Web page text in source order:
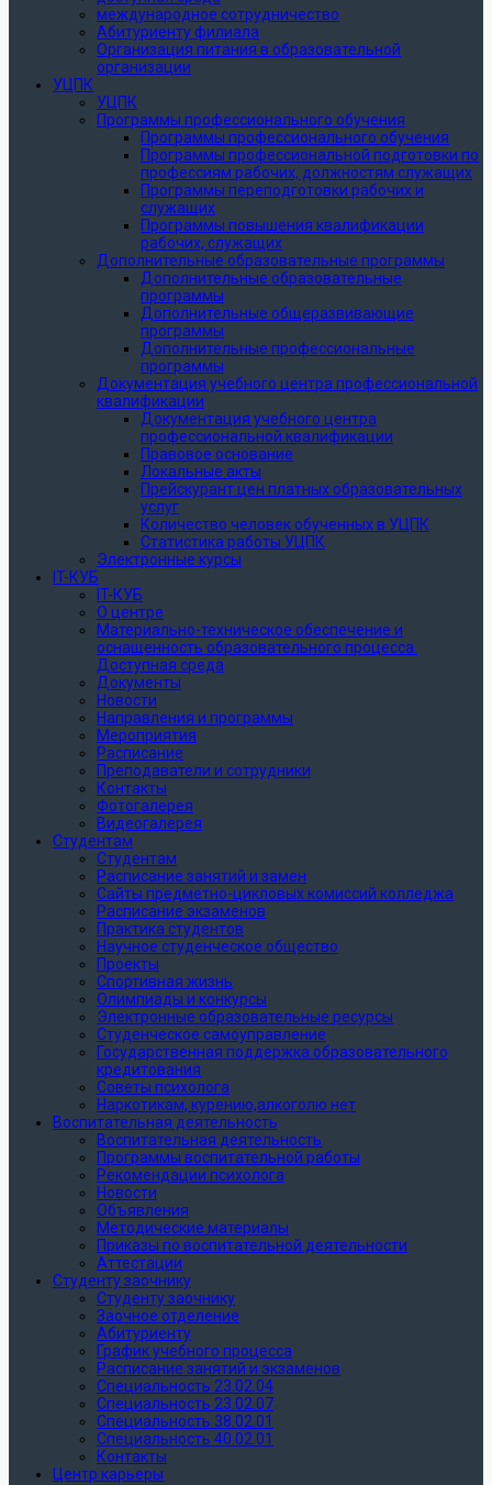
международное сотрудничество
Абитуриенту филиала
Организация питания в образовательной
организации
УЦПК
УЦПК
Программы профессионального обучения
Программы профессионального обучения
Программы профессиональной подготовки по
профессиям рабочих, должностям служащих
Программы переподготовки рабочих и
служащих
Программы повышения квалификации
рабочих, служащих
Дополнительные образовательные программы
Дополнительные образовательные
программы
Дополнительные общеразвивающие
программы
Дополнительные профессиональные
программы
Документация учебного центра профессиональной
квалификации
Документация учебного центра
профессиональной квалификации
Правовое основание
Локальные акты
Прейскурант цен платных образовательных
услуг
Количество человек обученных в УЦПК
Статистика работы УЦПК
Электронные курсы
IT-КУБ
IT-КУБ
О центре
Материально-техническое обеспечение и
оснащенность образовательного процесса.
Доступная среда
Документы
Новости
Направления и программы
Мероприятия
Расписание
Преподаватели и сотрудники
Контакты
Фотогалерея
Видеогалерея
Студентам
Студентам
Расписание занятий и замен
Сайты предметно-цикловых комиссий колледжа
Расписание экзаменов
Практика студентов
Научное студенческое общество
Проекты
Спортивная жизнь
Олимпиады и конкурсы
Электронные образовательные ресурсы
Студенческое самоуправление
Государственная поддержка образовательного
кредитования
Советы психолога
Наркотикам, курению,алкоголю нет
Воспитательная деятельность
Воспитательная деятельность
Программы воспитательной работы
Рекомендации психолога
Новости
Объявления
Методические материалы
Приказы по воспитательной деятельности
Аттестации
Студенту заочнику
Студенту заочнику
Заочное отделение
Абитуриенту
График учебного процесса
Расписание занятий и экзаменов
Специальность 23.02.04
Специальность 23.02.07
Специальность 38.02.01
Специальность 40.02.01
Контакты
Центр карьеры